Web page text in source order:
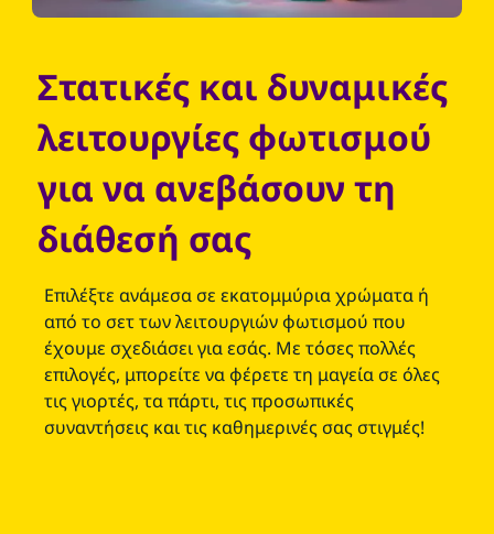
Στατικές και δυναμικές
λειτουργίες φωτισμού
για να ανεβάσουν τη
διάθεσή σας
Επιλέξτε ανάμεσα σε εκατομμύρια χρώματα ή
από το σετ των λειτουργιών φωτισμού που
έχουμε σχεδιάσει για εσάς. Με τόσες πολλές
επιλογές, μπορείτε να φέρετε τη μαγεία σε όλες
τις γιορτές, τα πάρτι, τις προσωπικές
συναντήσεις και τις καθημερινές σας στιγμές!